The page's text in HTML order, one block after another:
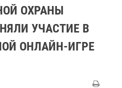
ОХРАНЫ
УЧАСТИЕ В
ОНЛАЙН-ИГРЕ